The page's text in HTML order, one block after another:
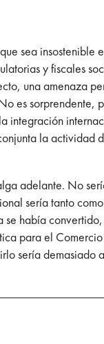
sea insostenible
y fiscales
una amenaza
es
la actividad
adelante. No
sería tanto
había
para el
sería demasiado